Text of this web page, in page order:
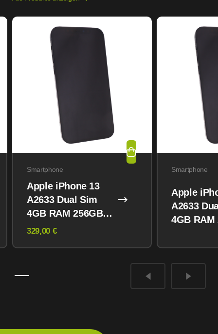
Smartphone
Apple iPhone 13
A2633 Dual Sim
4GB RAM 256GB
Midnight
329,00 €
Smartphone
Apple
A2633
4GB RAM